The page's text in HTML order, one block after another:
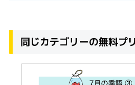
同じカテゴリーの無料プ